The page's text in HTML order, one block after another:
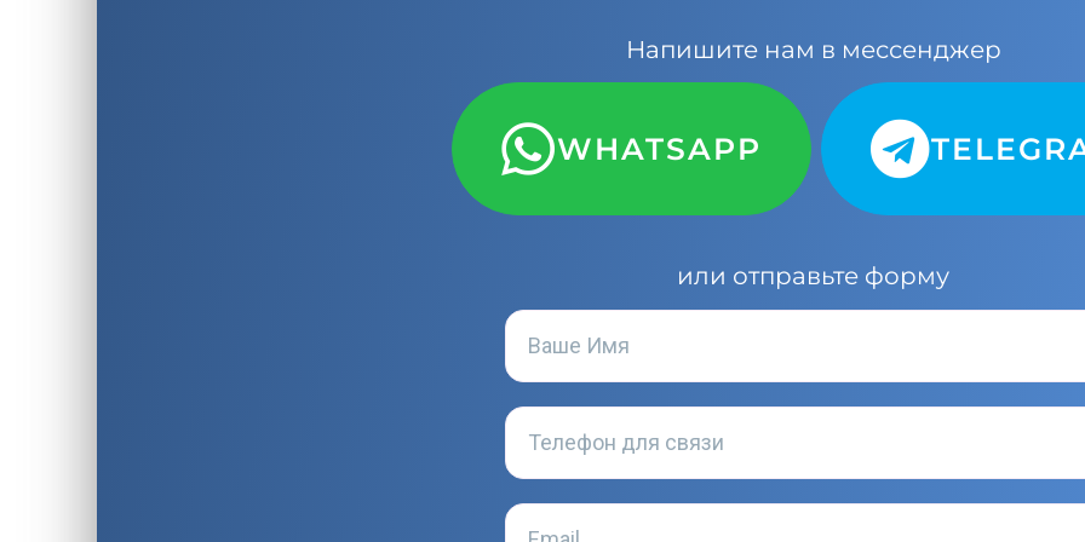
Напишите нам в мессенджер
WHATSAPP
или отправьте форму